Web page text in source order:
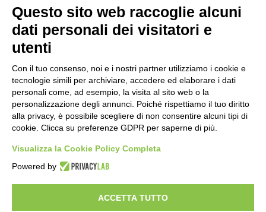
partire dalle ore 18
8 ore fa
Ex mercato Selinunte, via libera alle
linee di indirizzo per il nuovo spazio
socio-aggregativo dedicato ai giovani
Assegnati a Sogemi quattro mercati
comunali coperti
11 ore fa
A Santa Giulia tre nuove vie dedicate a
Guidi Cingolani, Zampori e Marchelli
17 ore fa
Questo sito web raccoglie alcuni
dati personali dei visitatori e
utenti
Con il tuo consenso, noi e i nostri partner utilizziamo i cookie e
tecnologie simili per archiviare, accedere ed elaborare i dati
personali come, ad esempio, la visita al sito web o la
personalizzazione degli annunci. Poiché rispettiamo il tuo diritto
alla privacy, è possibile scegliere di non consentire alcuni tipi di
cookie. Clicca su preferenze GDPR per saperne di più.
Visualizza la Cookie Policy Completa
Powered by
ACCETTA TUTTO